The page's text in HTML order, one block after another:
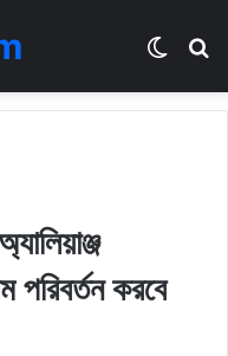
পরিবর্তন করবে